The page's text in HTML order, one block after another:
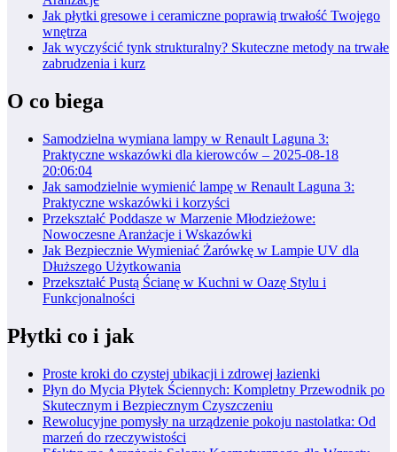
Jak płytki gresowe i ceramiczne poprawią trwałość Twojego
wnętrza
Jak wyczyścić tynk strukturalny? Skuteczne metody na trwałe
zabrudzenia i kurz
O co biega
Samodzielna wymiana lampy w Renault Laguna 3:
Praktyczne wskazówki dla kierowców – 2025-08-18
20:06:04
Jak samodzielnie wymienić lampę w Renault Laguna 3:
Praktyczne wskazówki i korzyści
Przekształć Poddasze w Marzenie Młodzieżowe:
Nowoczesne Aranżacje i Wskazówki
Jak Bezpiecznie Wymieniać Żarówkę w Lampie UV dla
Dłuższego Użytkowania
Przekształć Pustą Ścianę w Kuchni w Oazę Stylu i
Funkcjonalności
Płytki co i jak
Proste kroki do czystej ubikacji i zdrowej łazienki
Płyn do Mycia Płytek Ściennych: Kompletny Przewodnik po
Skutecznym i Bezpiecznym Czyszczeniu
Rewolucyjne pomysły na urządzenie pokoju nastolatka: Od
marzeń do rzeczywistości